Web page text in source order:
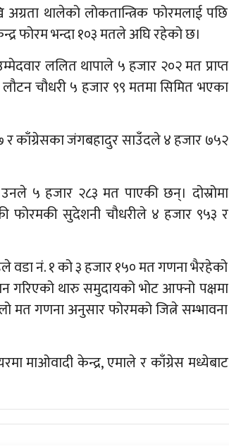
थालेको लोकतान्त्रिक फोरमलाई पछि
फोरम भन्दा १०३ मतले अघि रहेको छ।
ललित थापाले ५ हजार २०२ मत प्राप्त
चौधरी ५ हजार ९९ मतमा सिमित भएका
र काँग्रेसका जंगबहादुर साउँदले ४ हजार ७५२
५ हजार २८३ मत पाएकी छन्। दोस्रोमा
फोरमकी सुदेशनी चौधरीले ४ हजार ९५३ र
वडा नं. १ को ३ हजार १५० मत गणना भैरहेको
गरिएको थारु समुदायको भोट आफ्नो पक्षमा
मत गणना अनुसार फोरमको जित्ने सम्भावना
माओवादी केन्द्र, एमाले र काँग्रेस मध्येबाट